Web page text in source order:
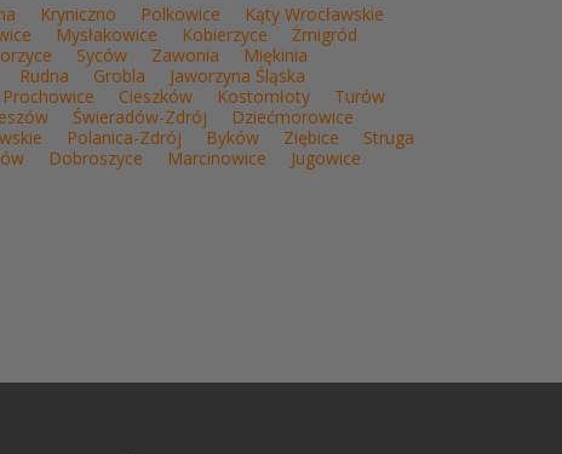
Kryniczno Polkowice
Kąty Wrocławskie
Mysłakowice Kobierzyce
Żmigród
Syców Zawonia
Miękinia
Rudna Grobla
Jaworzyna Śląska
Prochowice Cieszków Kostomłoty
Turów
Świeradów-Zdrój
Dziećmorowice
Polanica-Zdrój Byków Ziębice
Struga
Dobroszyce Marcinowice
Jugowice